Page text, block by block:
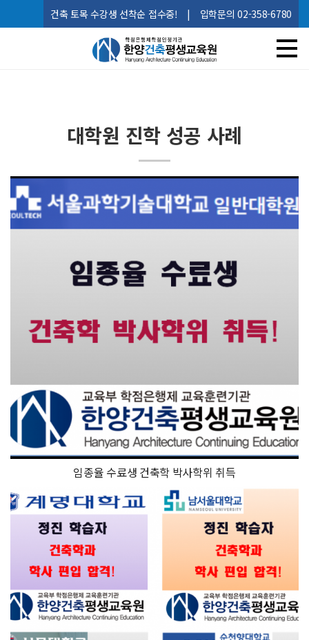
건축 토목 수강생 선착순 접수중! | 입학문의 02-358-6780
대학원 진학 성공 사례
임종율 수료생 건축학 박사학위 취득